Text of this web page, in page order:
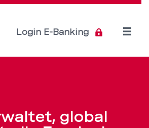
Login E-Banking
Open
global